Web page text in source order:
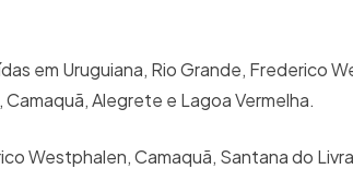
em Uruguiana, Rio Grande, Frederico
Alegrete e Lagoa Vermelha.
Westphalen, Camaquã, Santana do